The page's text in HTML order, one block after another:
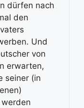
dürfen nach
den
Und
von
erwarten,
seiner (in